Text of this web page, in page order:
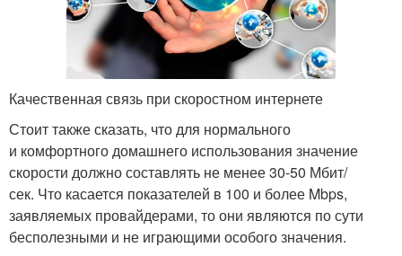
Качественная связь при скоростном интернете
Стоит также сказать, что для нормального
и комфортного домашнего использования значение
скорости должно составлять не менее 30-50 Мбит/
сек. Что касается показателей в 100 и более Mbps,
заявляемых провайдерами, то они являются по сути
бесполезными и не играющими особого значения.